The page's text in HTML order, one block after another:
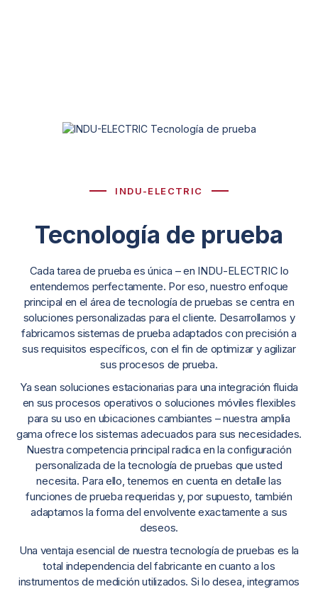
INDU-ELECTRIC
Tecnología de prueba
Cada tarea de prueba es única – en INDU-ELECTRIC lo
entendemos perfectamente. Por eso, nuestro enfoque
principal en el área de tecnología de pruebas se centra en
soluciones personalizadas para el cliente. Desarrollamos y
fabricamos sistemas de prueba adaptados con precisión a
sus requisitos específicos, con el fin de optimizar y agilizar
sus procesos de prueba.
Ya sean soluciones estacionarias para una integración fluida
en sus procesos operativos o soluciones móviles flexibles
para su uso en ubicaciones cambiantes – nuestra amplia
gama ofrece los sistemas adecuados para sus necesidades.
Nuestra competencia principal radica en la configuración
personalizada de la tecnología de pruebas que usted
necesita. Para ello, tenemos en cuenta en detalle las
funciones de prueba requeridas y, por supuesto, también
adaptamos la forma del envolvente exactamente a sus
deseos.
Una ventaja esencial de nuestra tecnología de pruebas es la
total independencia del fabricante en cuanto a los
instrumentos de medición utilizados. Si lo desea, integramos